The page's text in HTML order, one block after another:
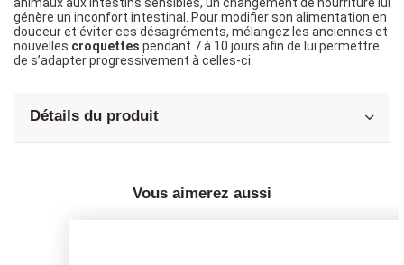
animaux aux intestins sensibles, un changement de nourriture lui
génère un inconfort intestinal. Pour modifier son alimentation en
douceur et éviter ces désagréments, mélangez les anciennes et
nouvelles croquettes pendant 7 à 10 jours afin de lui permettre
de s’adapter progressivement à celles-ci.
Détails du produit
Vous aimerez aussi